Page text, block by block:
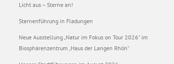
Licht aus – Sterne an!
Sternenführung in Fladungen
Neue Ausstellung „Natur im Fokus on Tour 2026“ im
Biosphärenzentrum „Haus der Langen Rhön“